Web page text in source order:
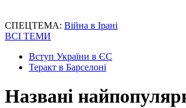
СПЕЦТЕМА: Війна в Ірані
ВСІ ТЕМИ
Вступ України в ЄС
Теракт в Барселоні
Названі